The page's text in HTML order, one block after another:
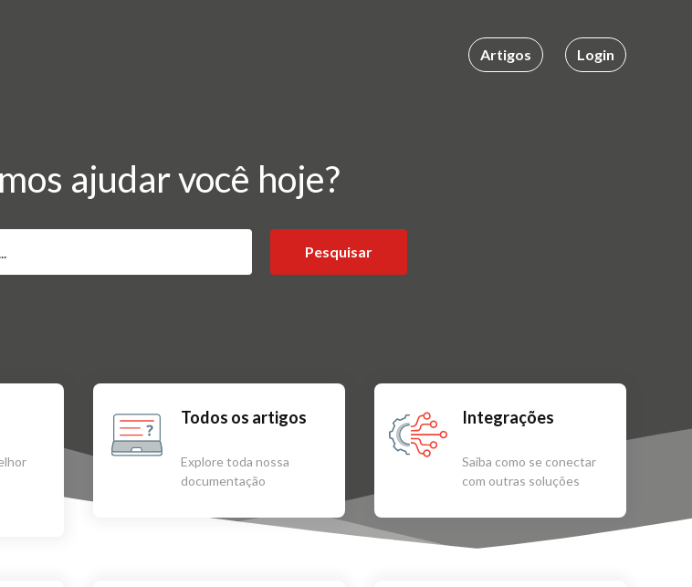
Artigos Login
ajudar você hoje?
Pesquisar
Todos os artigos
Explore toda nossa
documentação
Integrações
Saiba como se conectar
com outras soluções